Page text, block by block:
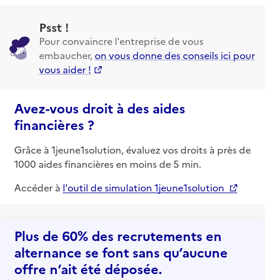
Psst !
Pour convaincre l'entreprise de vous
embaucher,on vous donne des conseils ici pour
vous aider !
Avez-vous droit à des aides
financières ?
Grâce à 1jeune1solution, évaluez vos droits à près de
1000 aides financières en moins de 5 min.
Accéder à l'outil de simulation 1jeune1solution
Plus de 60% des recrutements en
alternance se font sans qu’aucune
offre n’ait été déposée.